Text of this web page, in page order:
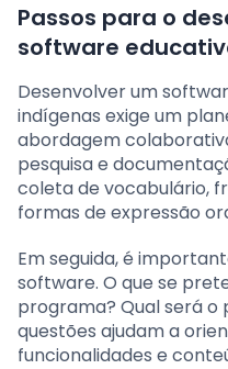
Passos para o
software
Desenvolver um
indígenas exige um
abordagem
pesquisa e
coleta de vocabulário,
formas de expressão
Em seguida, é
software. O que se
programa? Qual será o
questões ajudam a
funcionalidades e